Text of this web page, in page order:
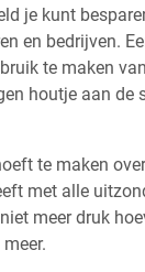
je kunt
en bedrijven.
te maken
houtje aan de
te maken
met alle
meer druk